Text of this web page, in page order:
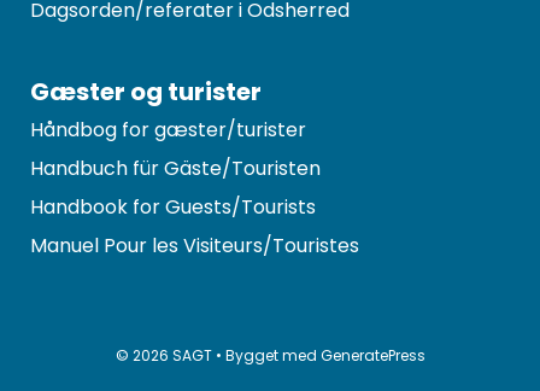
Dagsorden/referater i Odsherred
Gæster og turister
Håndbog for gæster/turister
Handbuch für Gäste/Touristen
Handbook for Guests/Tourists
Manuel Pour les Visiteurs/Touristes
© 2026 SAGT• Bygget med GeneratePress